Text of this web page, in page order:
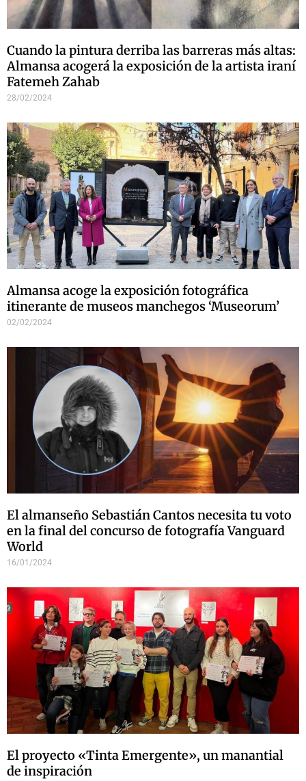
Cuando la pintura derriba las barreras más altas:
Almansa acogerá la exposición de la artista iraní
Fatemeh Zahab
28/02/2024
Almansa acoge la exposición fotográfica
itinerante de museos manchegos ‘Museorum’
02/02/2024
El almanseño Sebastián Cantos necesita tu voto
en la final del concurso de fotografía Vanguard
World
16/01/2024
El proyecto «Tinta Emergente», un manantial
de inspiración